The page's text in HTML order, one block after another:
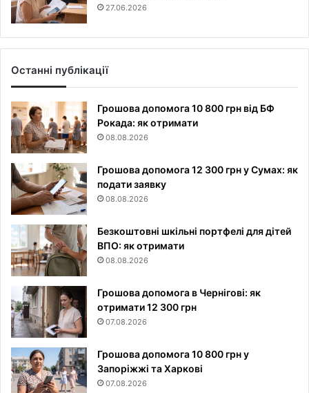
27.06.2026
Останні публікації
Грошова допомога 10 800 грн від БФ
Рокада: як отримати
08.08.2026
Грошова допомога 12 300 грн у Сумах: як
подати заявку
08.08.2026
Безкоштовні шкільні портфелі для дітей
ВПО: як отримати
08.08.2026
Грошова допомога в Чернігові: як
отримати 12 300 грн
07.08.2026
Грошова допомога 10 800 грн у
Запоріжжі та Харкові
07.08.2026